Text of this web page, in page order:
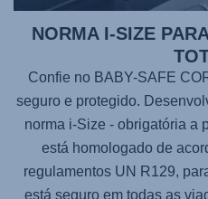
NORMA I-SIZE
Confie no BABY-SAFE
seguro e protegido.
norma i-Size - obrigatória a
está homologado de
regulamentos UN R129,
está seguro em todas as